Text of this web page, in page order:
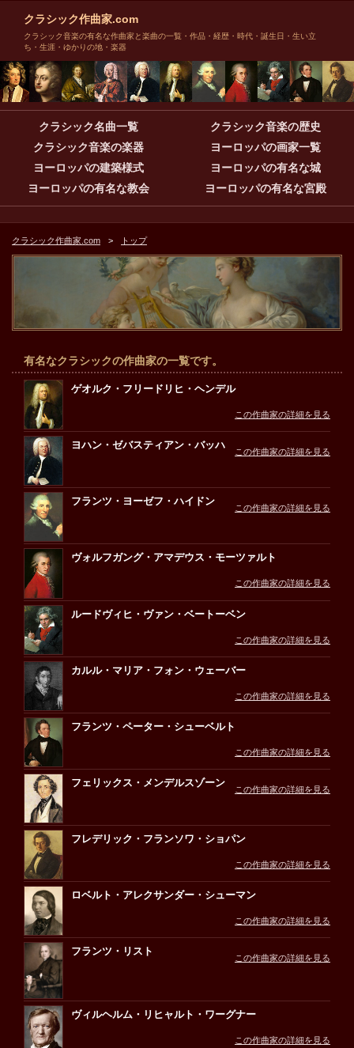
クラシック作曲家.com
クラシック音楽の有名な作曲家と楽曲の一覧・作品・経歴・時代・誕生日・生い立
ち・生涯・ゆかりの地・楽器
クラシック名曲一覧
クラシック音楽の歴史
クラシック音楽の楽器
ヨーロッパの画家一覧
ヨーロッパの建築様式
ヨーロッパの有名な城
ヨーロッパの有名な教会
ヨーロッパの有名な宮殿
クラシック作曲家.com トップ
有名なクラシックの作曲家の一覧です。
ゲオルク・フリードリヒ・ヘンデル
この作曲家の詳細を見る
ヨハン・ゼバスティアン・バッハ
この作曲家の詳細を見る
フランツ・ヨーゼフ・ハイドン
この作曲家の詳細を見る
ヴォルフガング・アマデウス・モーツァルト
この作曲家の詳細を見る
ルードヴィヒ・ヴァン・ベートーベン
この作曲家の詳細を見る
カルル・マリア・フォン・ウェーバー
この作曲家の詳細を見る
フランツ・ペーター・シューベルト
この作曲家の詳細を見る
フェリックス・メンデルスゾーン
この作曲家の詳細を見る
フレデリック・フランソワ・ショパン
この作曲家の詳細を見る
ロベルト・アレクサンダー・シューマン
この作曲家の詳細を見る
フランツ・リスト
この作曲家の詳細を見る
ヴィルヘルム・リヒャルト・ワーグナー
この作曲家の詳細を見る